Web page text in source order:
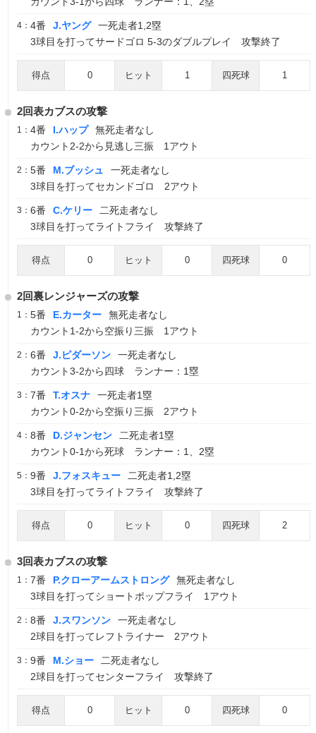
4： 4番 J.ヤング
一死走者1,2塁
3球目を打ってサードゴロ 5-3のダブルプレイ 攻撃終了
得点 0 ヒット 1 四死球 1
2回表カブスの攻撃
1： 4番 I.ハップ
無死走者なし
カウント2-2から見逃し三振 1アウト
2： 5番 M.ブッシュ
一死走者なし
3球目を打ってセカンドゴロ 2アウト
3： 6番 C.ケリー
二死走者なし
3球目を打ってライトフライ 攻撃終了
得点 0 ヒット 0 四死球 0
2回裏レンジャーズの攻撃
1： 5番 E.カーター
無死走者なし
カウント1-2から空振り三振 1アウト
2： 6番 J.ピダーソン
一死走者なし
カウント3-2から四球 ランナー：1塁
3： 7番 T.オスナ
一死走者1塁
カウント0-2から空振り三振 2アウト
4： 8番 D.ジャンセン
二死走者1塁
カウント0-1から死球 ランナー：1、2塁
5： 9番 J.フォスキュー
二死走者1,2塁
3球目を打ってライトフライ 攻撃終了
得点 0 ヒット 0 四死球 2
3回表カブスの攻撃
1： 7番 P.クローアームストロング
無死走者なし
3球目を打ってショートポップフライ 1アウト
2： 8番 J.スワンソン
一死走者なし
2球目を打ってレフトライナー 2アウト
3： 9番 M.ショー
二死走者なし
2球目を打ってセンターフライ 攻撃終了
得点 0 ヒット 0 四死球 0